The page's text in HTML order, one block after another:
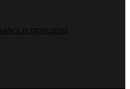
и прицепы